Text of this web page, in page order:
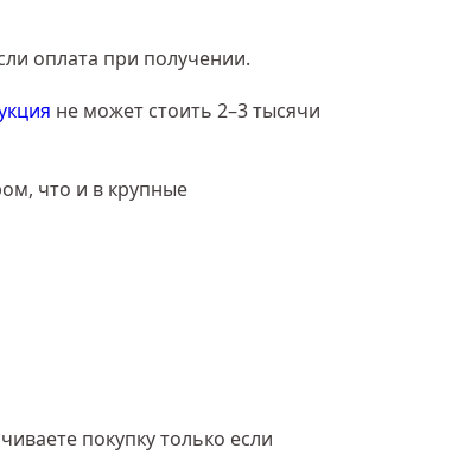
оплата при получении.
не может стоить 2–3 тысячи
что и в крупные
покупку только если